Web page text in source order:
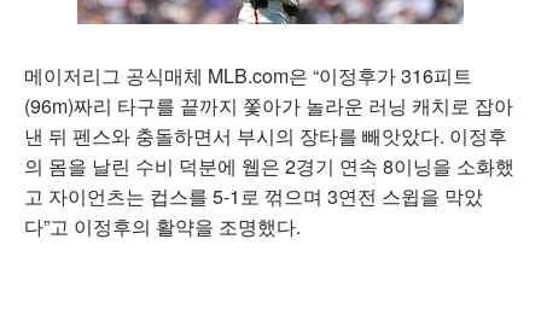
메이저리그 공식매체 MLB.com은 “이정후가 316피트
(96m)짜리 타구를 끝까지 쫓아가 놀라운 러닝 캐치로 잡아
낸 뒤 펜스와 충돌하면서 부시의 장타를 빼앗았다. 이정후
의 몸을 날린 수비 덕분에 웹은 2경기 연속 8이닝을 소화했
고 자이언츠는 컵스를 5-1로 꺾으며 3연전 스윕을 막았
다”고 이정후의 활약을 조명했다.